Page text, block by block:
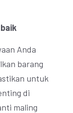
Anda
barang
untuk
di
maling